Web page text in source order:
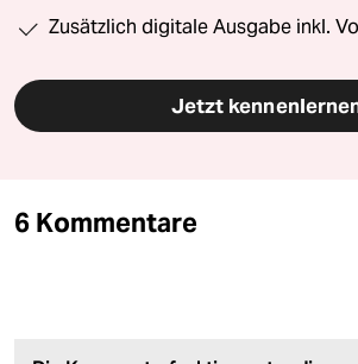
Zusätzlich digitale Ausgabe inkl.
Jetzt
6 Kommentare